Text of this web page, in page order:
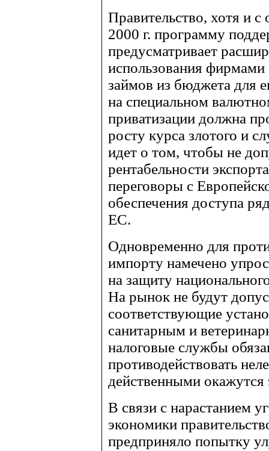
Правительство, хотя и
2000 г. программу
предусматривает
использования фирмами
займов из бюджета для
на специальном
приватизации должна
росту курса злотого и
идет о том, чтобы не
рентабельности
переговоры с
обеспечения доступа
ЕС.
Одновременно для
импорту намечено
на защиту
На рынок не будут
соответствующие
санитарным и
налоговые службы
противодействовать
действенными
В связи с нарастанием
экономики
предприняло попытку